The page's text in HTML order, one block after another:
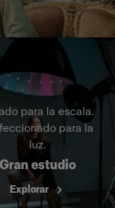
para la escala.
para la
luz.
Gran estudio
Explorar